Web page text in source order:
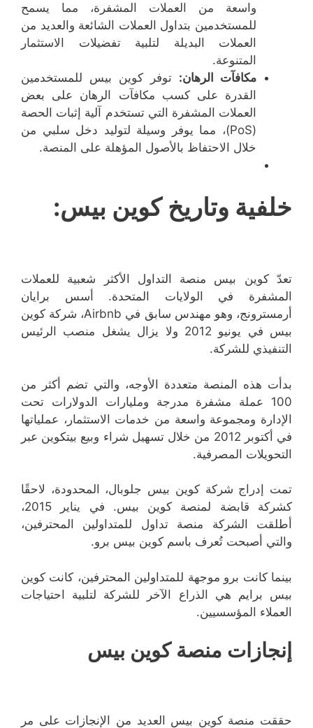
واسعة من العملات المشفرة، مما يسمح
للمستخدمين بتداول العملات الشائعة والعديد من
العملات البديلة لتلبية تفضيلات الاستثمار
المتنوعة.
مكافآت الرهان: توفر كوين بيس للمستخدمين
القدرة على كسب مكافآت الرهان على بعض
العملات المشفرة التي تستخدم آلية إثبات الحصة
(PoS)، مما يوفر وسيلة لتوليد دخل سلبي من
خلال الاحتفاظ بالأصول المؤهلة على المنصة.
خلفية وتاريخ كوين بيس:
تعدّ كوين بيس منصة التداول الأكثر شعبية للعملات
المشفرة في الولايات المتحدة. أسس برايان
أرمسترونج، وهو مهندس سابق في Airbnb، شركة كوين
بيس في يونيو 2012 ولا يزال يشغل منصب الرئيس
التنفيذي للشركة.
بدأت هذه المنصة متعددة الأوجه، والتي تضم أكثر من
100 عملة مشفرة مدرجة ومليارات الدولارات تحت
الإدارة ومجموعة واسعة من خدمات الاستثمار، عملياتها
في أكتوبر 2012 من خلال تسهيل شراء وبيع بيتكوين عبر
التحويلات المصرفية.
تمت إدراج شركة كوين بيس جلوبال، المحدودة، لاحقًا
كشركة قابضة لمنصة كوين بيس. في يناير 2015،
أطلقت الشركة منصة تداول للمتداولين المحترفين،
والتي أصبحت تُعرف باسم كوين بيس برو.
بينما كانت برو موجهة للمتداولين المحترفين، كانت كوين
بيس برايم هي الذراع الآخر للشركة لتلبية احتياجات
العملاء المؤسسيين.
إنجازات منصة كوين بيس
حققت منصة كوين بيس العديد من الإنجازات على مر